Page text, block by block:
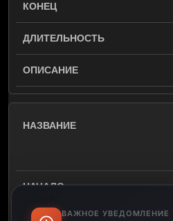
ВАЖНОЕ УВЕДОМЛЕНИЕ